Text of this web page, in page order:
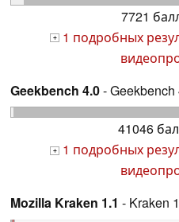
7721
+ 1 подробных
Geekbench 4.0-
41046
+ 1 подробных
Mozilla Kraken 1.1 - Kraken